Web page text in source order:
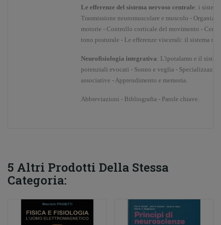
Le efferenze del sistema nervoso centrale: i
Trasmissione neuromuscolare e muscolo -
motorie - Controllo corticale del movimento -
tono posturale - Le efferenze viscerali: il sistema
Neurofisiologia integrativa: L'ipotalamo e il
potenziali evocati - Sonno e veglia -
associative - Apprendimento e memoria.
Abbreviazioni - Bibliografia - Parole chiave.
5 Altri Prodotti Della Stessa
Categoria: